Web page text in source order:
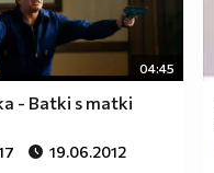
04:45
- Batki s matki
19.06.2012